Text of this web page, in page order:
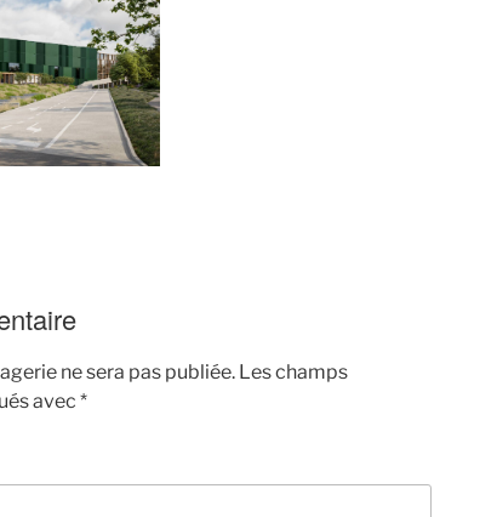
ne sera pas publiée. Les champs
avec *